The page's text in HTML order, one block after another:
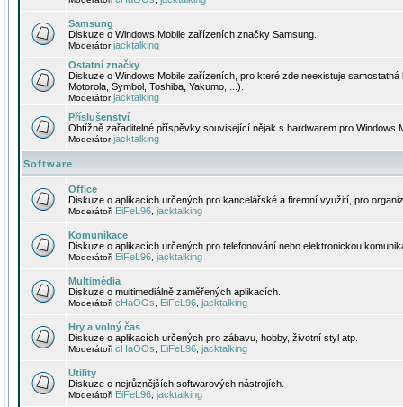
Samsung
Diskuze o Windows Mobile zařízeních značky Samsung.
Moderátorjacktalking
Ostatní značky
Diskuze o Windows Mobile zařízeních, pro které zde neexistuje
Motorola, Symbol, Toshiba, Yakumo, ...).
Moderátorjacktalking
Příslušenství
Obtížně zařaditelné příspěvky související nějak s hardwarem pro Windows
Moderátorjacktalking
Software
Office
Diskuze o aplikacích určených pro kancelářské a firemní využití, pro
Moderátoři EiFeL96 jacktalking
Komunikace
Diskuze o aplikacích určených pro telefonování nebo elektronickou
Moderátoři EiFeL96 jacktalking
Multimédia
Diskuze o multimediálně zaměřených aplikacích.
Moderátoři cHaOOs EiFeL96 jacktalking
Hry a volný čas
Diskuze o aplikacích určených pro zábavu, hobby, životní styl atp.
Moderátoři cHaOOs EiFeL96 jacktalking
Utility
Diskuze o nejrůznějších softwarových nástrojích.
Moderátoři EiFeL96 jacktalking